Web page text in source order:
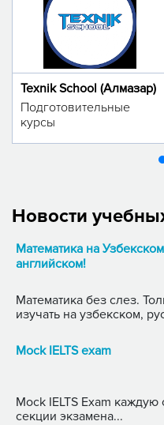
Texnik School (Алмазар)
Подготовительные
курсы
Новости
Математика на
английском!
Математика без слез.
изучать на узбекском,
Mock IELTS exam
Mock IELTS Exam каждую
секции экзамена...